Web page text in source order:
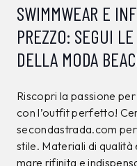
SWIMMWEAR E
PREZZO: SEGUI
DELLA MODA
Riscopri la passione
con l’outfit perfetto!
secondastrada.com
stile. Materiali di qualità
mare rifinita e